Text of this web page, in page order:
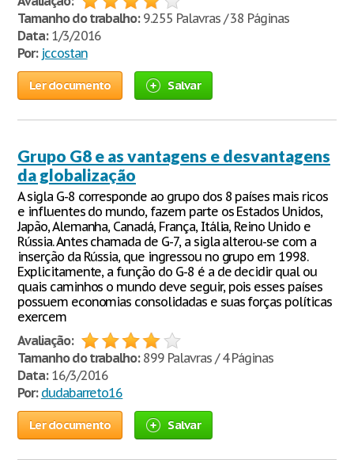
Tamanho do trabalho:9.255 Palavras / 38 Páginas
Data:1/3/2016
Por: jccostan
Ler documento Salvar
Grupo G8 e as vantagens e desvantagens
da globalização
A sigla G-8 corresponde ao grupo dos 8 países mais ricos
e influentes do mundo, fazem parte os Estados Unidos,
Japão, Alemanha, Canadá, França, Itália, Reino Unido e
Rússia. Antes chamada de G-7, a sigla alterou-se com a
inserção da Rússia, que ingressou no grupo em 1998.
Explicitamente, a função do G-8 é a de decidir qual ou
quais caminhos o mundo deve seguir, pois esses países
possuem economias consolidadas e suas forças políticas
exercem
Avaliação:
Tamanho do trabalho:899 Palavras / 4 Páginas
Data:16/3/2016
Por: dudabarreto16
Ler documento Salvar